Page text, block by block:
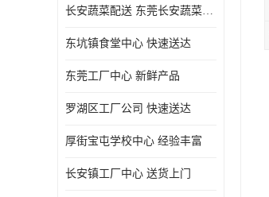
长安蔬菜配送 东莞长安蔬菜配送哪家好
东坑镇食堂中心 快速送达
东莞工厂中心 新鲜产品
罗湖区工厂公司 快速送达
厚街宝屯学校中心 经验丰富
长安镇工厂中心 送货上门